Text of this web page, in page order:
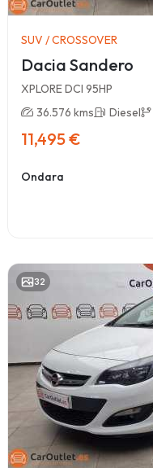
SUV / CROSSOVER
Dacia Sandero
XPLORE DCI 95HP
36.576 kms
Diesel
11,495 €
Ondara
32